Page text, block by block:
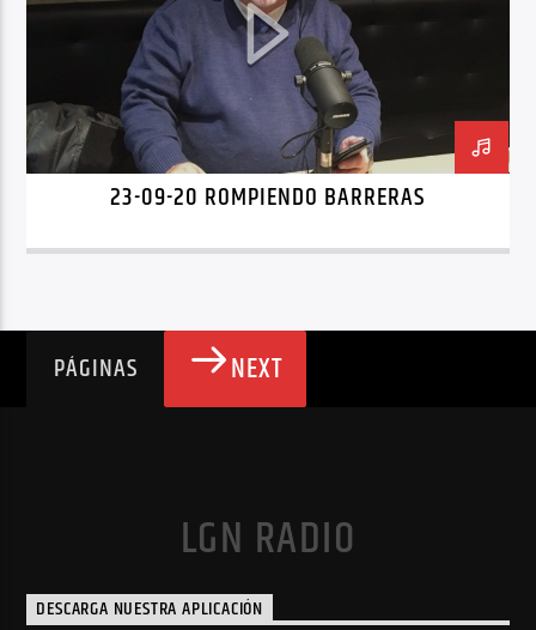
23-09-20 ROMPIENDO BARRERAS
PÁGINAS NEXT
LGN RADIO
DESCARGA NUESTRA APLICACIÓN